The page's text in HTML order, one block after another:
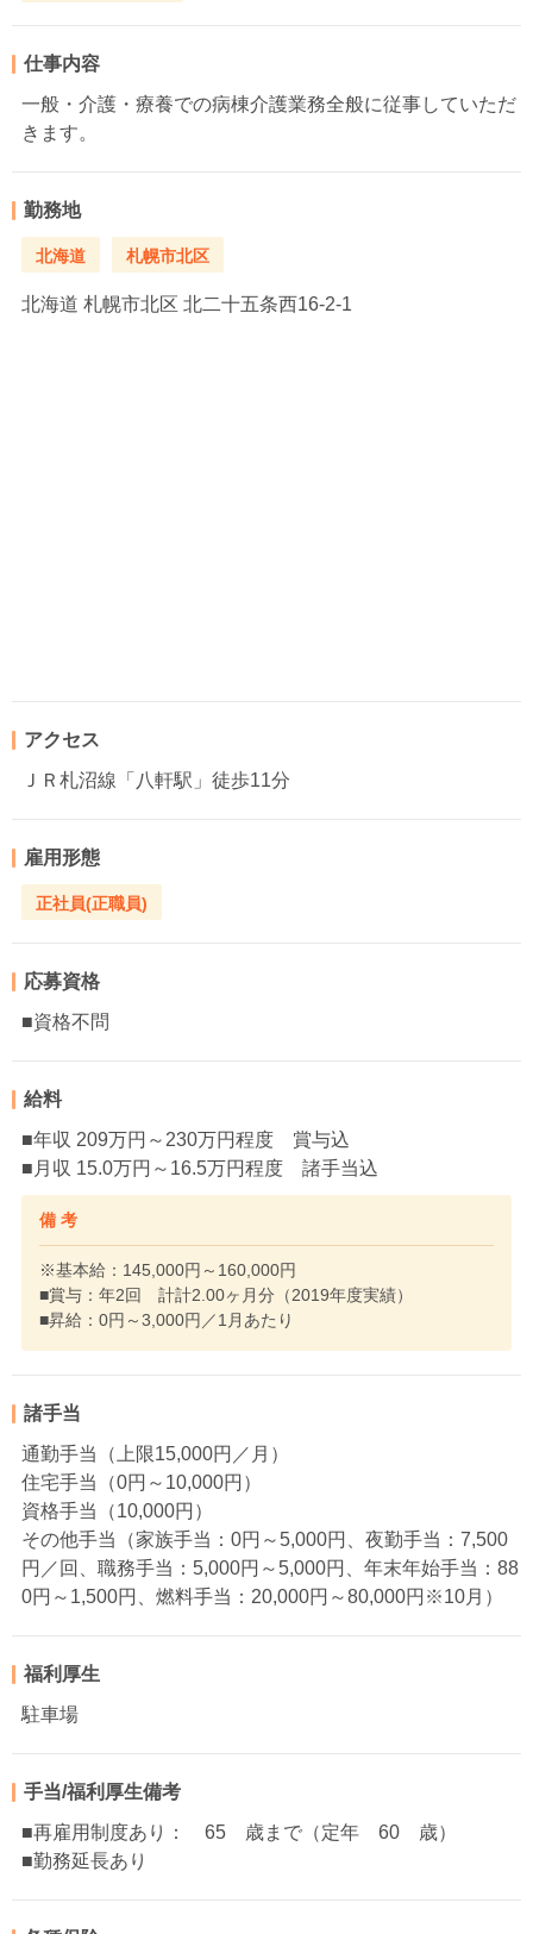
仕事内容
一般・介護・療養での病棟介護業務全般に従事していただ
きます。
勤務地
北海道 札幌市北区
北海道 札幌市北区 北二十五条西16-2-1
アクセス
ＪＲ札沼線「八軒駅」徒歩11分
雇用形態
正社員(正職員)
応募資格
■資格不問
給料
■年収 209万円～230万円程度 賞与込
■月収 15.0万円～16.5万円程度 諸手当込
備 考
※基本給：145,000円～160,000円
■賞与：年2回 計計2.00ヶ月分（2019年度実績）
■昇給：0円～3,000円／1月あたり
諸手当
通勤手当（上限15,000円／月）
住宅手当（0円～10,000円）
資格手当（10,000円）
その他手当（家族手当：0円～5,000円、夜勤手当：7,500
円／回、職務手当：5,000円～5,000円、年末年始手当：88
0円～1,500円、燃料手当：20,000円～80,000円※10月）
福利厚生
駐車場
手当/福利厚生備考
■再雇用制度あり： 65 歳まで（定年 60 歳）
■勤務延長あり